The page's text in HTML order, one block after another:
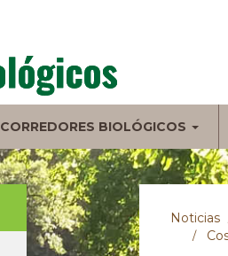
CORREDORES BIOLÓGICOS
Noticias